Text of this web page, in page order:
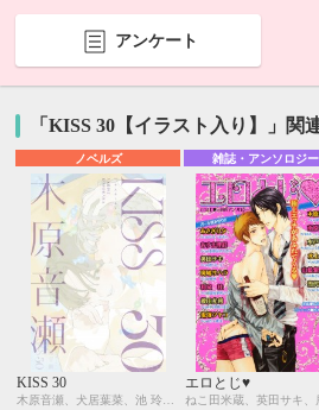
アンケート
「KISS 30【イラスト入り】」関
ノベルズ
KISS 30
雑誌・アンソロジー
エロとじ♥